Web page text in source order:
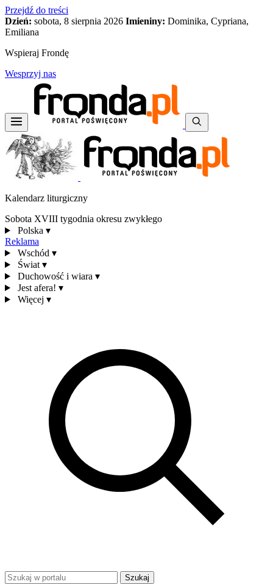
Przejdź do treści
Dzień: sobota, 8 sierpnia 2026 Imieniny: Dominika, Cypriana,
Emiliana
Wspieraj Frondę
Wesprzyj nas
Kalendarz liturgiczny
Sobota XVIII tygodnia okresu zwykłego
Polska ▾
Reklama
Wschód ▾
Świat ▾
Duchowość i wiara ▾
Jest afera! ▾
Więcej ▾
Szukaj